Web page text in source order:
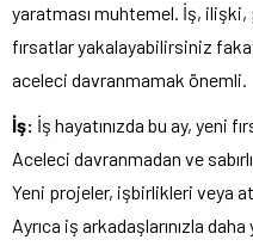
yaratması muhtemel. İş, ilişki,
fırsatlar yakalayabilirsiniz
aceleci davranmamak önemli.
İş: İş hayatınızda bu ay, yeni
Aceleci davranmadan ve
Yeni projeler, işbirlikleri veya
Ayrıca iş arkadaşlarınızla